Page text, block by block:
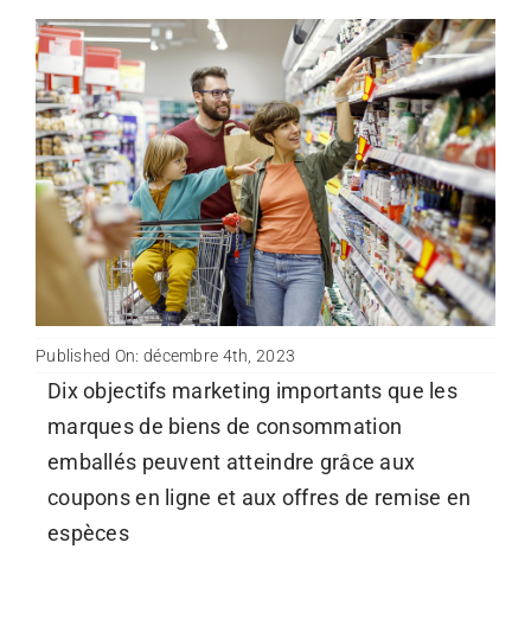
Published On: décembre 4th, 2023
Dix objectifs marketing importants que les
marques de biens de consommation
emballés peuvent atteindre grâce aux
coupons en ligne et aux offres de remise en
espèces